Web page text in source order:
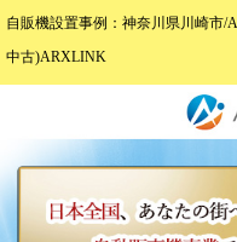
自販機設置事例：神奈川県川崎市/
中古)ARXLINK